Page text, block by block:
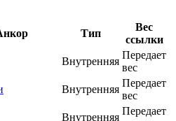
Тип
Вес
ссылки
Внутренняя
Передает
вес
Внутренняя
Передает
вес
Внутренняя
Передает